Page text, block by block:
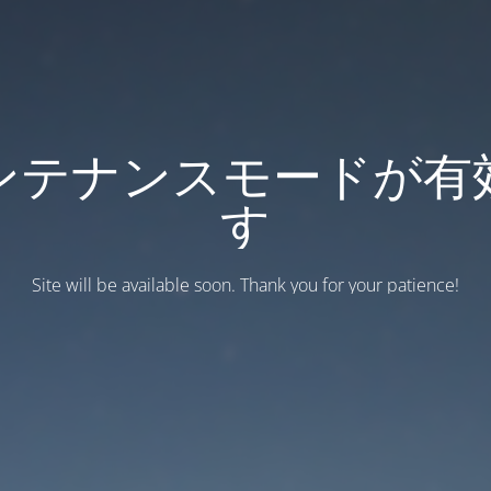
テナンスモードが有
す
Site will be available soon. Thank you for your patience!